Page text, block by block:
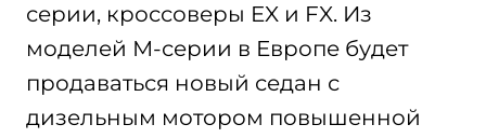
серии, кроссоверы EX и FX. Из
моделей М-серии в Европе будет
продаваться новый седан с
дизельным мотором повышенной